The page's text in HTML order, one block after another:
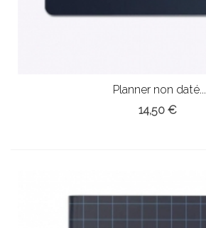
Planner non daté...
14,50 €